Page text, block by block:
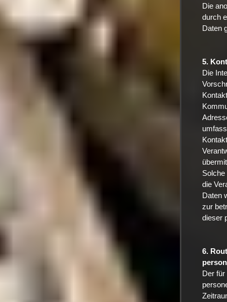
Die
durch
Daten
5.
Die
Solche
die
Daten
zur
dieser
6.
Der für